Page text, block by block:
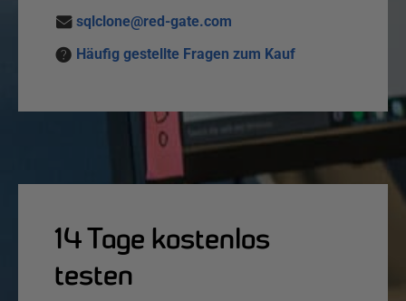
sqlclone@red-gate.com
Häufig gestellte Fragen zum Kauf
14 Tage kostenlos
testen